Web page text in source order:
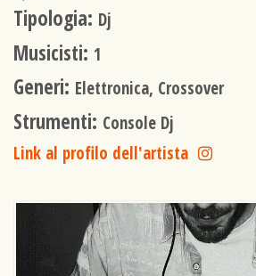
Tipologia: Dj
Musicisti: 1
Generi: Elettronica, Crossover
Strumenti: Console Dj
Link al profilo dell'artista